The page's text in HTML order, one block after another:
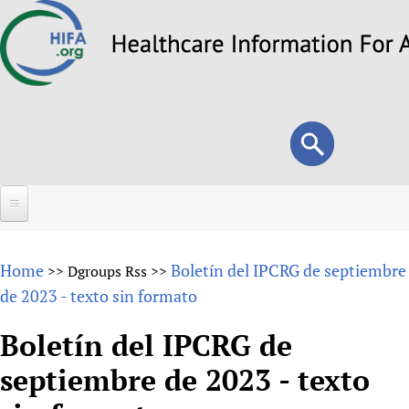
to
Search
form
Search
About
Why HIFA is needed
Vision and Strategy
Forums
HIFA (Healthcare Information For All)
How to use the HIFA forums
Projects
Home >> Dgroups Rss >> Boletín del IPCRG de septiembre
de 2023 - texto sin formato
Boletín del IPCRG de
septiembre de 2023 - texto